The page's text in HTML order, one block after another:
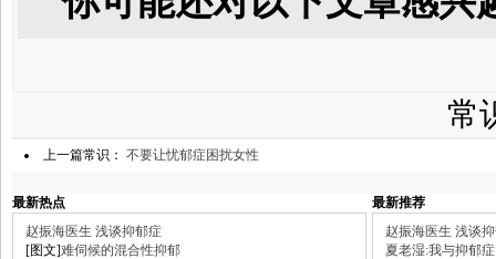
常
上一篇常识： 不要让忧郁症困扰女性
最新热点
最新推荐
赵振海医生 浅谈抑郁症
[图文]难伺候的混合性抑郁
赵振海医生 浅谈
夏老湿:我与抑郁症